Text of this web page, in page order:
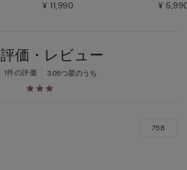
¥ 11,990
¥
評価・レビュー
3.05つ星のうち
1件の評価
75B